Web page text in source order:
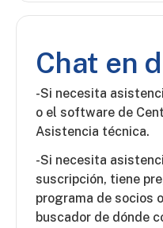
Chat en
-Si necesita
o el software de
Asistencia técnica.
-Si necesita
suscripción, tiene
programa de socios
buscador de dónde